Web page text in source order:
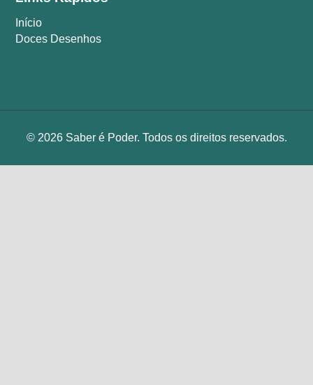
Início
Doces Desenhos
© 2026 Saber é Poder. Todos os direitos reservados.